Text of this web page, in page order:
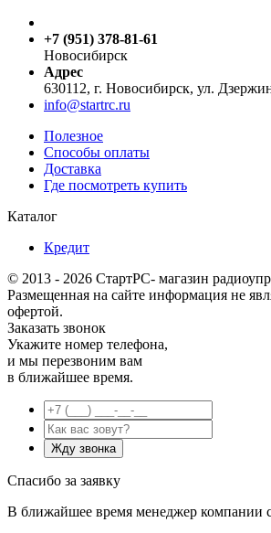
+7 (951) 378-81-61
Новосибирск
Адрес
630112, г. Новосибирск, ул.
info@startrc.ru
Полезное
Способы оплаты
Доставка
Где посмотреть купить
Каталог
Кредит
© 2013 - 2026 СтартРС- магазин
Размещенная на сайте информация не
офертой.
Заказать звонок
Укажите номер телефона,
и мы перезвоним вам
в ближайшее время.
Спасибо за заявку
В ближайшее время менеджер компании